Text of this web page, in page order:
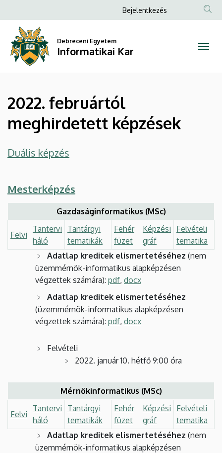
februártól
meghirdetett
képzések
Informatikai
Kar
a
tartalomra
Anonim
menüje
Bejelentkezés
Debreceni Egyetem
Informatikai Kar
2022. februártól
meghirdetett képzések
Duális képzés
Mesterképzés
Gazdaságinformatikus (MSc)
Felvi
Tantervi
háló
Tantárgyi
tematikák
Fehér
füzet
Képzési
gráf
Felvételi
tematika
Adatlap kreditek elismertetéséhez (nem
üzemmérnök-informatikus alapképzésen
végzettek számára): pdf, docx
Adatlap kreditek elismertetéséhez
(üzemmérnök-informatikus alapképzésen
végzettek számára): pdf, docx
Felvételi
2022. január 10. hétfő 9:00 óra
Mérnökinformatikus (MSc)
Felvi
Tantervi
háló
Tantárgyi
tematikák
Fehér
füzet
Képzési
gráf
Felvételi
tematika
Adatlap kreditek elismertetéséhez (nem
üzemmérnök-informatikus alapképzésen